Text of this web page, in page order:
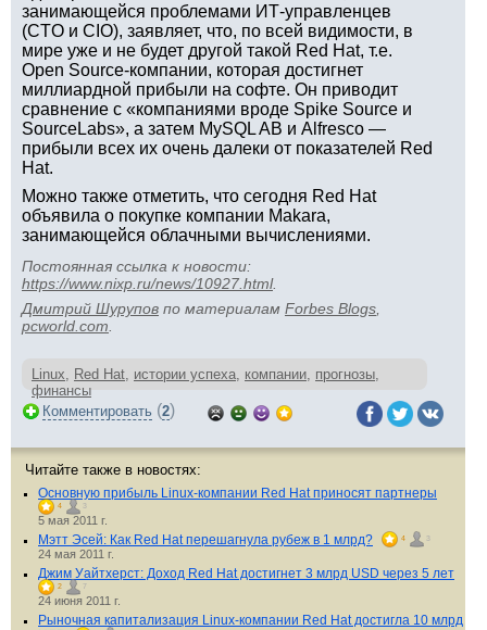
занимающейся проблемами ИТ-управленцев
(CTO и CIO), заявляет, что, по всей видимости, в
мире уже и не будет другой такой Red Hat, т.е.
Open Source-компании, которая достигнет
миллиардной прибыли на софте. Он приводит
сравнение с «компаниями вроде Spike Source и
SourceLabs», а затем MySQL AB и Alfresco —
прибыли всех их очень далеки от показателей Red
Hat.
Можно также отметить, что сегодня Red Hat
объявила о покупке компании Makara,
занимающейся облачными вычислениями.
Постоянная ссылка к новости:
https://www.nixp.ru/news/10927.html.
Дмитрий Шурупов по материалам Forbes Blogs
pcworld.com
Linux, Red Hat, истории успеха, компании, прогнозы,
финансы
Комментировать (2)
Читайте также в новостях:
Основную прибыль Linux-компании Red Hat приносят партнеры
4 3
5 мая 2011 г.
Мэтт Эсей: Как Red Hat перешагнула рубеж в 1 млрд? 4 3
24 мая 2011 г.
Джим Уайтхерст: Доход Red Hat достигнет 3 млрд USD через 5 лет
2 7
24 июня 2011 г.
Рыночная капитализация Linux-компании Red Hat достигла 10 млрд